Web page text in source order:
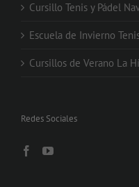
Cursillo Tenis y Pádel
Escuela de Invierno
Cursillos de Verano La
Redes Sociales